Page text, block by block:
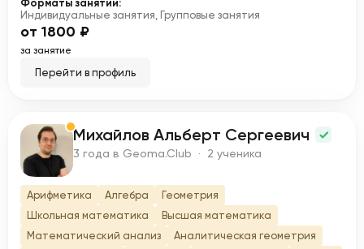
Форматы занятий:
Индивидуальные занятия, Групповые занятия
от 1800 ₽
за занятие
Перейти в профиль
М Михайлов Альберт Сергеевич
3 года в Geoma.Club · 2 ученика
Арифметика Алгебра
Геометрия
Школьная математика
Высшая математика
Математический анализ
Аналитическая геометрия